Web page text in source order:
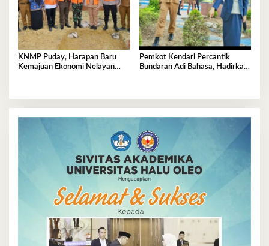
KNMP Puday, Harapan Baru
Kemajuan Ekonomi Nelayan
Pemkot Kendari Percantik
Bundaran Adi Bahasa, Hadirkan